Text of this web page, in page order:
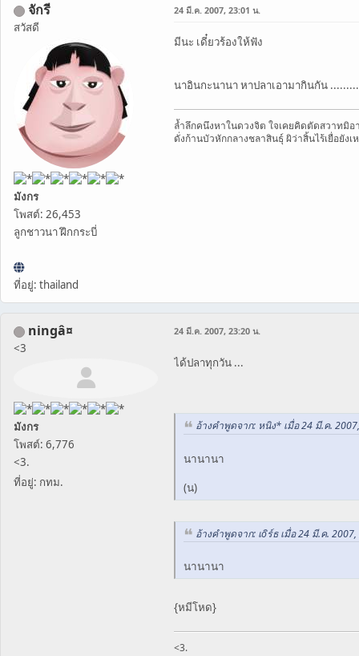
จักรี
สวัสดี
มังกร
โพสต์: 26,453
ลูกชาวนา ฝึกกระบี่
ที่อยู่: thailand
24 มี.ค. 2007, 23:01 น.
มีนะ เดี๋ยวร้องให้ฟัง
นาอินกะนานา หาปลาเอามากินกัน
ล้ำลึกคนึงหาในดวงจิต ใจเคยคิดตัดสวาทมิอ
ดั่งก้านบัวหักกลางชลาสินธุ์ ผิว่าสิ้นไร้เยื่อยังเ
ningâ¤
<3
มังกร
โพสต์: 6,776
<3.
ที่อยู่: กทม.
24 มี.ค. 2007, 23:20 น.
ได้ปลาทุกวัน ...
อ้างคำพูดจาก: หนิง* เมื่อ 24 มี.ค.
นานานา
(น)
อ้างคำพูดจาก: เoิร์ธ เมื่อ 24 มี.ค.
นานานา
{หมีโหด}
<3.